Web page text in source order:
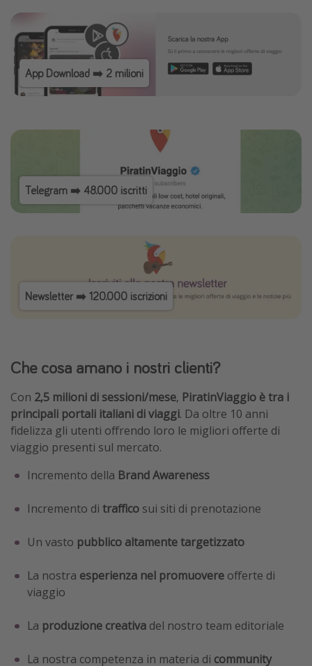
App Download ➡️ 2 milioni
Telegram ➡️ 48.000 iscritti
Newsletter ➡️ 120.000 iscrizioni
Che cosa amano i nostri clienti?
Con 2,5 milioni di sessioni/mese, PiratinViaggio è tra i
principali portali italiani di viaggi. Da oltre 10 anni
fidelizza gli utenti offrendo loro le migliori offerte di
viaggio presenti sul mercato.
Incremento della Brand Awareness
Incremento di traffico sui siti di prenotazione
Un vasto pubblico altamente targetizzato
La nostra esperienza nel promuovere offerte di
viaggio
La produzione creativa del nostro team editoriale
La nostra competenza in materia di community